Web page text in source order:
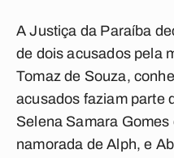
A Justiça da Paraíba
de dois acusados pela
Tomaz de Souza,
acusados faziam parte
Selena Samara
namorada de Alph, e